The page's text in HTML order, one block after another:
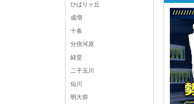
ひばりヶ丘
成増
十条
分倍河原
経堂
二子玉川
仙川
明大前